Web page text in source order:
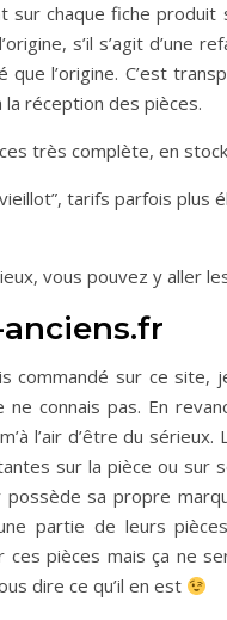
sur chaque fiche produit
s’il s’agit d’une
que l’origine. C’est
réception des pièces.
très complète, en
tarifs parfois
vous pouvez y aller
commandé sur ce site,
connais pas. En
l’air d’être du
sur la pièce ou sur
possède sa propre
partie de leurs
ces pièces mais ça ne
dire ce qu’il en est